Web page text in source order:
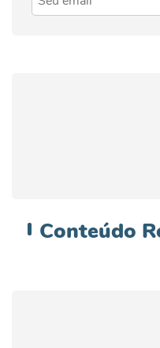
Conteúdo